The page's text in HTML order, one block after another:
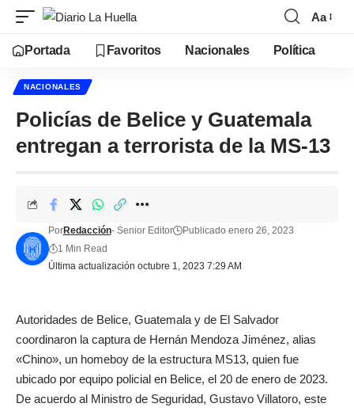
Aa
Portada Favoritos Nacionales Política
NACIONALES
Policías de Belice y Guatemala
entregan a terrorista de la MS-13
Última actualización octubre 1, 2023 7:29 AM
PorRedacción- Senior Editor
Publicado enero 26, 2023
1 Min Read
Autoridades de Belice, Guatemala y de El Salvador
coordinaron la captura de Hernán Mendoza Jiménez, alias
«Chino», un homeboy de la estructura MS13, quien fue
ubicado por equipo policial en Belice, el 20 de enero de 2023.
De acuerdo al Ministro de Seguridad, Gustavo Villatoro, este